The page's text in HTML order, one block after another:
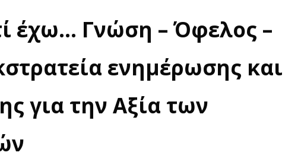
έχω… Γνώση – Όφελος –
ενημέρωσης και
για την Αξία των